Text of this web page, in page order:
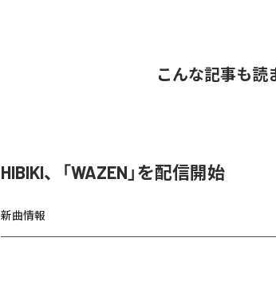
こんな記事も読
HIBIKI、「WAZEN」を配信開始
新曲情報